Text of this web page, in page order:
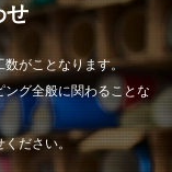
せ
数がことなります。
グ全般に関わることな
ください。